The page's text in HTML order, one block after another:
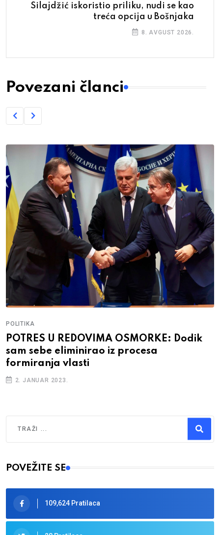
Silajdžić iskoristio priliku, nudi se kao
treća opcija u Bošnjaka
8. AVGUST 2026.
Povezani članci
POLITIKA
POTRES U REDOVIMA OSMORKE: Dodik
sam sebe eliminirao iz procesa
formiranja vlasti
2. JANUAR 2023.
Type 2 or more characters for results.
POVEŽITE SE
109,624 Pratilaca